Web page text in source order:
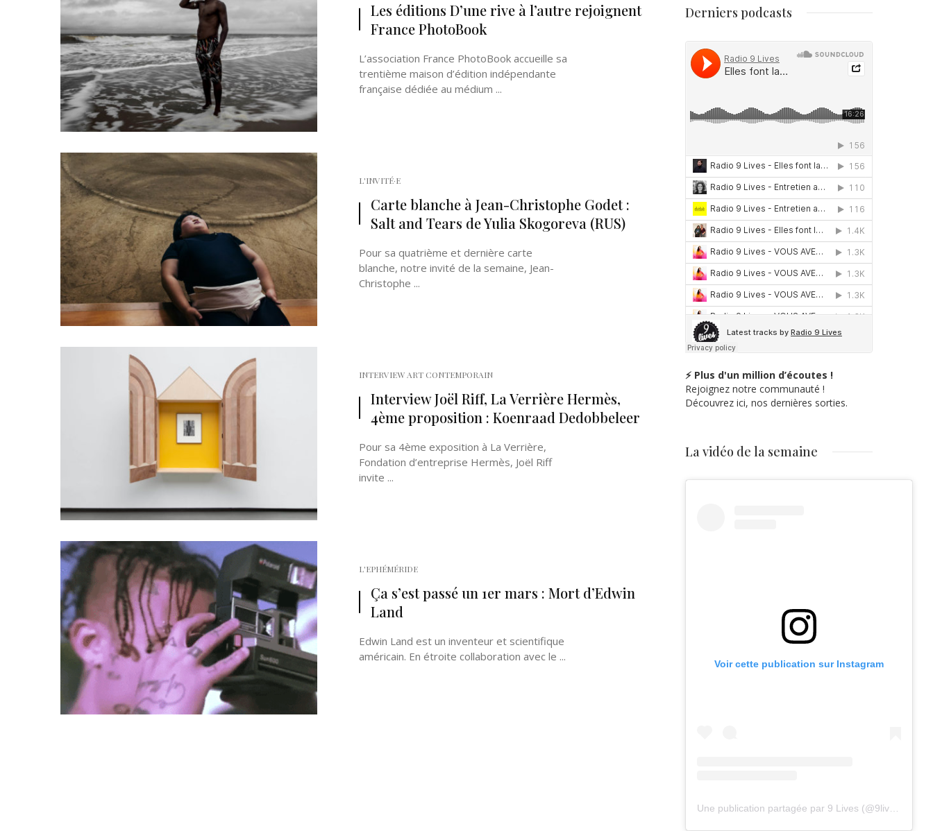
Les éditions D’une rive à l’autre rejoignent
France PhotoBook
L’association France PhotoBook accueille sa
trentième maison d’édition indépendante
française dédiée au médium ...
L'INVITÉ·E
Carte blanche à Jean-Christophe Godet :
Salt and Tears de Yulia Skogoreva (RUS)
Pour sa quatrième et dernière carte
blanche, notre invité de la semaine, Jean-
Christophe ...
INTERVIEW ART CONTEMPORAIN
Interview Joël Riff, La Verrière Hermès,
4ème proposition : Koenraad Dedobbeleer
Pour sa 4ème exposition à La Verrière,
Fondation d’entreprise Hermès, Joël Riff
invite ...
L'EPHÉMÉRIDE
Ça s’est passé un 1er mars : Mort d’Edwin
Land
Edwin Land est un inventeur et scientifique
américain. En étroite collaboration avec le ...
Derniers podcasts
⚡ Plus d'un million d’écoutes !
Rejoignez notre communauté !
Découvrez ici, nos dernières sorties.
La vidéo de la semaine
Voir cette publication sur Instagram